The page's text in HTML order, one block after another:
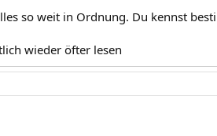
so weit in Ordnung. Du kennst
wieder öfter lesen